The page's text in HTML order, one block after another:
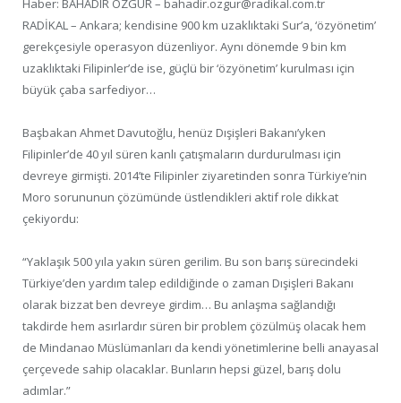
RADİKAL – Ankara; kendisine 900 km uzaklıktaki Sur’a, ‘özyönetim’
gerekçesiyle operasyon düzenliyor. Aynı dönemde 9 bin km
uzaklıktaki Filipinler’de ise, güçlü bir ‘özyönetim’ kurulması için
büyük çaba sarfediyor…
Başbakan Ahmet Davutoğlu, henüz Dışişleri Bakanı’yken
Filipinler’de 40 yıl süren kanlı çatışmaların durdurulması için
devreye girmişti. 2014’te Filipinler ziyaretinden sonra Türkiye’nin
Moro sorununun çözümünde üstlendikleri aktif role dikkat
çekiyordu:
“Yaklaşık 500 yıla yakın süren gerilim. Bu son barış sürecindeki
Türkiye’den yardım talep edildiğinde o zaman Dışişleri Bakanı
olarak bizzat ben devreye girdim… Bu anlaşma sağlandığı
takdirde hem asırlardır süren bir problem çözülmüş olacak hem
de Mindanao Müslümanları da kendi yönetimlerine belli anayasal
çerçevede sahip olacaklar. Bunların hepsi güzel, barış dolu
adımlar.”